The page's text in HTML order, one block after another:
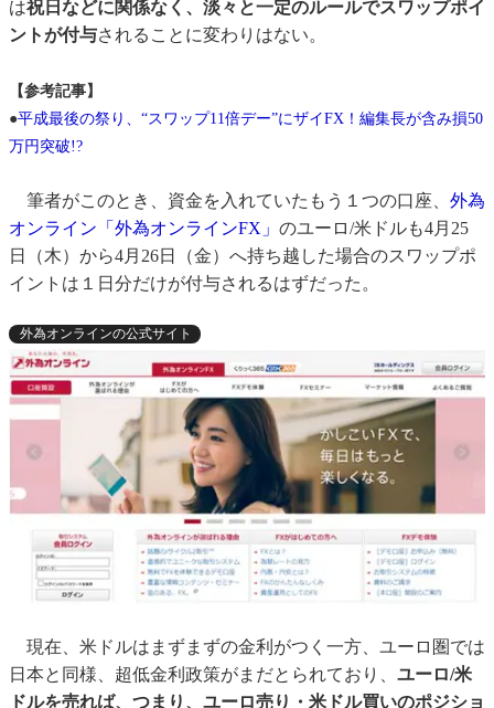
は祝日などに関係なく、淡々と一定のルールでスワップポイ
ントが付与されることに変わりはない。
【参考記事】
●平成最後の祭り、“スワップ11倍デー”にザイFX！編集長が含み損50
万円突破!?
筆者がこのとき、資金を入れていたもう１つの口座、 外為
オンライン「外為オンラインFX」 のユーロ/米ドルも4月25
日（木）から4月26日（金）へ持ち越した場合のスワップポ
イントは１日分だけが付与されるはずだった。
外為オンラインの公式サイト
現在、米ドルはまずまずの金利がつく一方、ユーロ圏では
日本と同様、超低金利政策がまだとられており、 ユーロ/米
ドルを売れば、つまり、ユーロ売り・米ドル買いのポジショ